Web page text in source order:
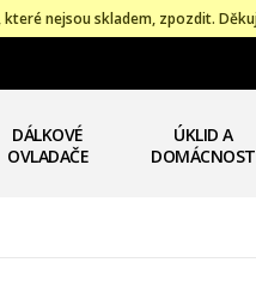
nejsou skladem, zpozdit.
DÁLKOVÉ
OVLADAČE
ÚKLID A
DOMÁCNOST